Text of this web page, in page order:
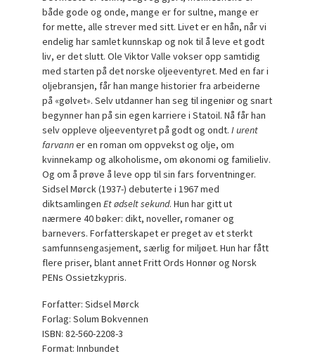
både gode og onde, mange er for sultne, mange er
for mette, alle strever med sitt. Livet er en hån, når vi
endelig har samlet kunnskap og nok til å leve et godt
liv, er det slutt. Ole Viktor Valle vokser opp samtidig
med starten på det norske oljeeventyret. Med en far i
oljebransjen, får han mange historier fra arbeiderne
på «gølvet». Selv utdanner han seg til ingeniør og snart
begynner han på sin egen karriere i Statoil. Nå får han
selv oppleve oljeeventyret på godt og ondt.I urent
farvanner en roman om oppvekst og olje, om
kvinnekamp og alkoholisme, om økonomi og familieliv.
Og om å prøve å leve opp til sin fars forventninger.
Sidsel Mørck (1937-) debuterte i 1967 med
diktsamlingenEt ødselt sekund. Hun har gitt ut
nærmere 40 bøker: dikt, noveller, romaner og
barnevers. Forfatterskapet er preget av et sterkt
samfunnsengasjement, særlig for miljøet. Hun har fått
flere priser, blant annet Fritt Ords Honnør og Norsk
PENs Ossietzkypris.
Forfatter: Sidsel Mørck
Forlag: Solum Bokvennen
ISBN: 82-560-2208-3
Format: Innbundet